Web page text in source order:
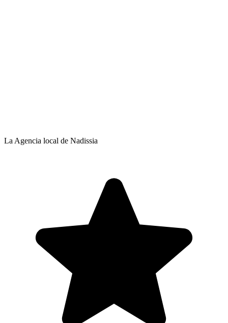
La Agencia local de Nadissia